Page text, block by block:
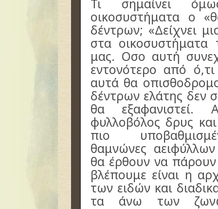
Τι σημαίνει
οικοσυστήματα ο
δέντρων; «Δείχνει
στα
μας. Οσο αυτή
εντονότερο από
αυτά θα
δέντρων ελάτης δεν
θα
φυλλοβόλος δρυς
πιο
θαμνώνες
θα έρθουν να
βλέπουμε είναι η
των ειδών και
τα άνω των